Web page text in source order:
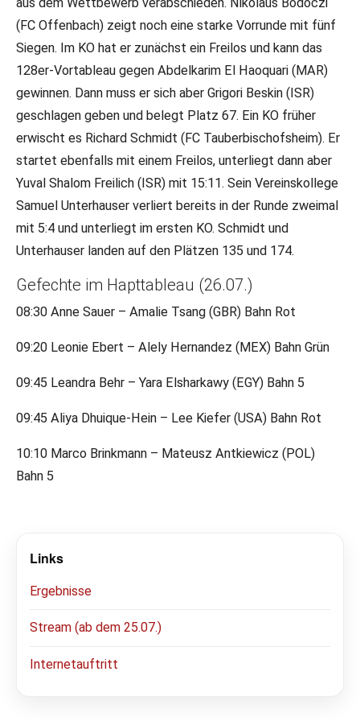
(FC Offenbach) zeigt noch eine starke Vorrunde mit fünf
Siegen. Im KO hat er zunächst ein Freilos und kann das
128er-Vortableau gegen Abdelkarim El Haoquari (MAR)
gewinnen. Dann muss er sich aber Grigori Beskin (ISR)
geschlagen geben und belegt Platz 67. Ein KO früher
erwischt es Richard Schmidt (FC Tauberbischofsheim). Er
startet ebenfalls mit einem Freilos, unterliegt dann aber
Yuval Shalom Freilich (ISR) mit 15:11. Sein Vereinskollege
Samuel Unterhauser verliert bereits in der Runde zweimal
mit 5:4 und unterliegt im ersten KO. Schmidt und
Unterhauser landen auf den Plätzen 135 und 174.
Gefechte im Hapttableau (26.07.)
08:30 Anne Sauer – Amalie Tsang (GBR) Bahn Rot
09:20 Leonie Ebert – Alely Hernandez (MEX) Bahn Grün
09:45 Leandra Behr – Yara Elsharkawy (EGY) Bahn 5
09:45 Aliya Dhuique-Hein – Lee Kiefer (USA) Bahn Rot
10:10 Marco Brinkmann – Mateusz Antkiewicz (POL)
Bahn 5
Links
Ergebnisse
Stream (ab dem 25.07.)
Internetauftritt